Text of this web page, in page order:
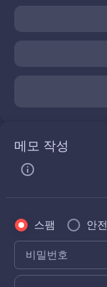
메모 작성
스팸 안전
비밀번호